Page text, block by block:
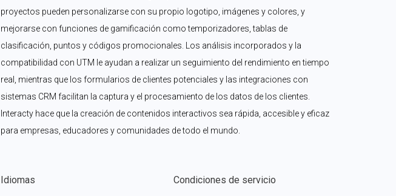
proyectos pueden personalizarse con su propio logotipo, imágenes y colores, y
mejorarse con funciones de gamificación como temporizadores, tablas de
clasificación, puntos y códigos promocionales. Los análisis incorporados y la
compatibilidad con UTM le ayudan a realizar un seguimiento del rendimiento en tiempo
real, mientras que los formularios de clientes potenciales y las integraciones con
sistemas CRM facilitan la captura y el procesamiento de los datos de los clientes.
Interacty hace que la creación de contenidos interactivos sea rápida, accesible y eficaz
para empresas, educadores y comunidades de todo el mundo.
Idiomas Condiciones de servicio